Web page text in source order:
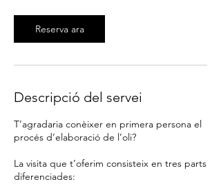
Reserva ara
Descripció del servei
T’agradaria conèixer en primera persona el
procés d’elaboració de l’oli?
La visita que t’oferim consisteix en tres parts
diferenciades: